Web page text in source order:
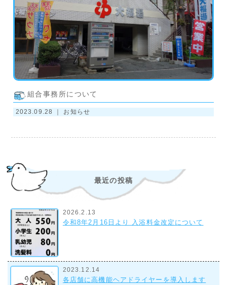
組合事務所について
2023.09.28 ｜ お知らせ
最近の投稿
2026.2.13
令和8年2月16日より 入浴料金改定について
2023.12.14
各店舗に高機能ヘアドライヤーを導入します